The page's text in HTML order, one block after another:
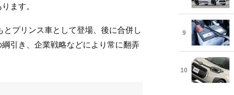
ます。
プリンス車として登場、後に合併し
引き、企業戦略などにより常に翻弄
9
10